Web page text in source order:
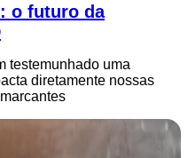
o futuro da
testemunhado uma
diretamente nossas